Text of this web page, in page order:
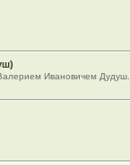
Ивановичем Дудуш.